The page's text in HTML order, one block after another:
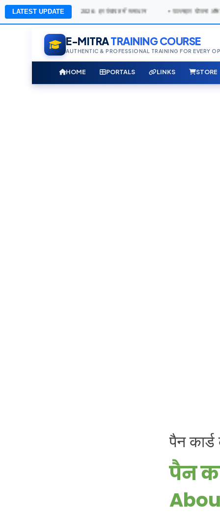
LATEST UPDATE
• ग्रामीण सेवा शिविर 2026: हर पंचायत में समाधान • पालनहार योजना ऑनलाइन
E-MITRATRAINING COURSE
AUTHENTIC & PROFESSIONAL TRAINING FOR EVERY
HOME PORTALS LINKS STORE
पैन
पैन